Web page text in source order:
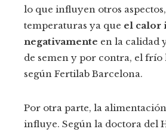
lo que influyen otros
temperaturas ya que el calor
negativamente en la calidad
de semen y por contra, el frío
según Fertilab Barcelona.
Por otra parte, la
influye. Según la doctora del